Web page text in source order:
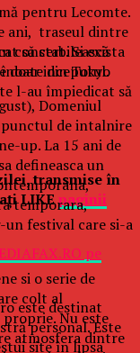
pentru Lecomte.
ani, traseul dintre
să stabilească
din Tokyo
l-au împiedicat să
transmise în
LIKEpaginii
pe
este destinat
personal. Este
site în lipsa
concert. Si exista
doar inceputul.
Domeniul
punctul de intalnire
up. La 15 ani de
defineasca un
temporara,
festival care si-a
si o serie de
colt al
Nu este
atmosfera dintre